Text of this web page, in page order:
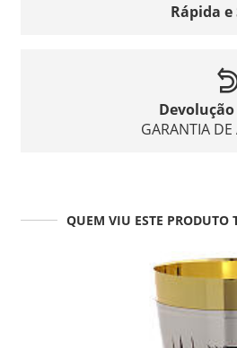
Rápida e
GARANTIA
QUEM VIU ESTE PRODUTO